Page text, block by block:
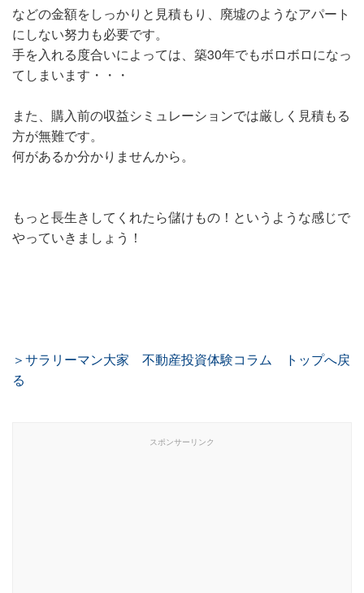
などの金額をしっかりと見積もり、廃墟のようなアパート
にしない努力も必要です。
手を入れる度合いによっては、築30年でもボロボロになっ
てしまいます・・・
また、購入前の収益シミュレーションでは厳しく見積もる
方が無難です。
何があるか分かりませんから。
もっと長生きしてくれたら儲けもの！というような感じで
やっていきましょう！
＞サラリーマン大家 不動産投資体験コラム トップへ戻
る
スポンサーリンク